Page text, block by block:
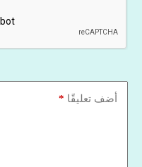
أضف تعليقًا *